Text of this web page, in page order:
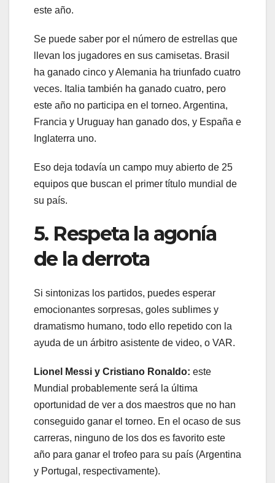
este año.
Se puede saber por el número de estrellas que
llevan los jugadores en sus camisetas. Brasil
ha ganado cinco y Alemania ha triunfado cuatro
veces. Italia también ha ganado cuatro, pero
este año no participa en el torneo. Argentina,
Francia y Uruguay han ganado dos, y España e
Inglaterra uno.
Eso deja todavía un campo muy abierto de 25
equipos que buscan el primer título mundial de
su país.
5. Respeta la agonía
de la derrota
Si sintonizas los partidos, puedes esperar
emocionantes sorpresas, goles sublimes y
dramatismo humano, todo ello repetido con la
ayuda de un árbitro asistente de video, o VAR.
Lionel Messi y Cristiano Ronaldo: este
Mundial probablemente será la última
oportunidad de ver a dos maestros que no han
conseguido ganar el torneo. En el ocaso de sus
carreras, ninguno de los dos es favorito este
año para ganar el trofeo para su país (Argentina
y Portugal, respectivamente).